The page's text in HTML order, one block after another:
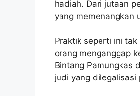
hadiah. Dari jutaan
yang memenangkan
Praktik seperti ini
orang menganggap
Bintang Pamungkas
judi yang dilegalisasi